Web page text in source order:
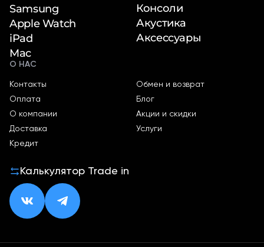
Samsung
Apple Watch
iPad
Mac
Консоли
Акустика
Аксессуары
О НАС
Контакты
Оплата
О компании
Доставка
Кредит
Обмен и возврат
Блог
Акции и скидки
Услуги
Калькулятор Trade in